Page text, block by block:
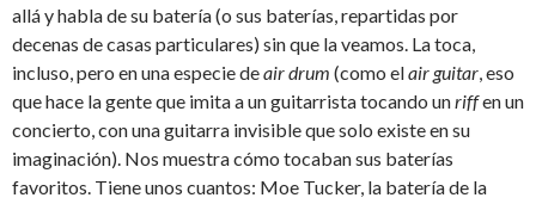
allá y habla de su batería (o sus baterías, repartidas por
decenas de casas particulares) sin que la veamos. La toca,
incluso, pero en una especie deair drum (como elair guitar, eso
que hace la gente que imita a un guitarrista tocando unriffen un
concierto, con una guitarra invisible que solo existe en su
imaginación). Nos muestra cómo tocaban sus baterías
favoritos. Tiene unos cuantos: Moe Tucker, la batería de la